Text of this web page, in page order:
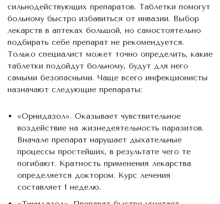
сильнодействующих препаратов. Таблетки помогут
больному быстро избавиться от инвазии. Выбор
лекарств в аптеках большой, но самостоятельно
подбирать себе препарат не рекомендуется.
Только специалист может точно определить, какие
таблетки подойдут больному, будут для него
самыми безопасными. Чаще всего инфекционисты
назначают следующие препараты:
«Орнидазол». Оказывает чувствительное
воздействие на жизнедеятельность паразитов.
Вначале препарат нарушает дыхательные
процессы простейших, в результате чего те
погибают. Кратность применения лекарства
определяется доктором. Курс лечения
составляет 1 неделю.